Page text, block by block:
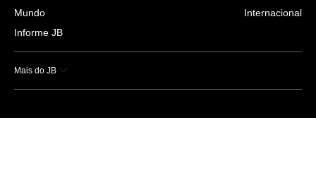
Mundo
Informe JB
Internacional
Mais do JB
Esportes